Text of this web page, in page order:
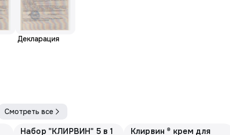
Декларация
Смотреть все
Набор "КЛИРВИН" 5 в 1
Клирвин ® крем для